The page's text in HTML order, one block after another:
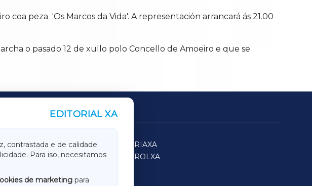
peza 'Os Marcos da Vida'. A representación arrancará ás 21.00
o pasado 12 de xullo polo Concello de Amoeiro e que se
EDITORIAL XA
contrastada e de calidade.
Para iso, necesitamos
de marketing para
SARRIAXA
FERROLXA